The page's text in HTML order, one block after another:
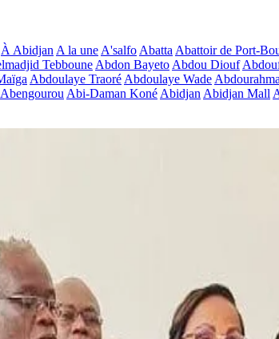
À Abidjan A la une A'salfo Abatta Abattoir de Port-
Tebboune Abdon Bayeto Abdou Diouf
Abdoulaye Traoré Abdoulaye Wade
Abengourou Abi-Daman Koné Abidjan Abidjan Mall